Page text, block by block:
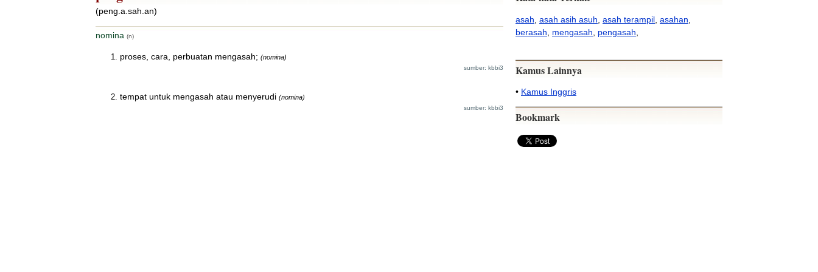
(peng.a.sah.an)
nomina (n)
proses, cara, perbuatan mengasah; (nomina)
sumber: kbbi3
tempat untuk mengasah atau menyerudi (nomina)
sumber: kbbi3
asah asah asih asuh asah terampil asahan
berasah
mengasah pengasah
Kamus Lainnya
• Kamus Inggris
Bookmark